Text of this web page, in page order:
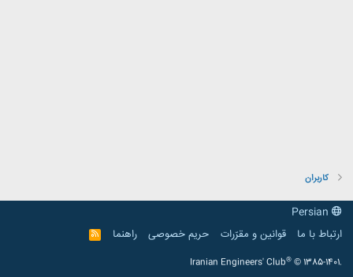
کاربران
ارتباط با ما
قوانین و مقرّرات حریم خصوصی راهنما
R
S
Iranian Engineers' Club® © 1385-1401.